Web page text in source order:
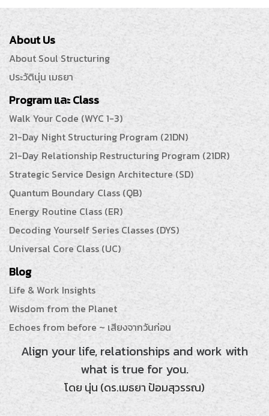
About Us
About Soul Structuring
ประวัตินุ่น เมธยา
Program และ Class
Walk Your Code (WYC 1-3)
21-Day Night Structuring Program (21DN)
21-Day Relationship Restructuring Program (21DR)
Strategic Service Design Architecture (SD)
Quantum Boundary Class (QB)
Energy Routine Class (ER)
Decoding Yourself Series Classes (DYS)
Universal Core Class (UC)
Blog
Life & Work Insights
Wisdom from the Planet
Echoes from before ~ เสียงจากวันก่อน
Align your life, relationships and work with
what is true for you.
โดย นุ่น (ดร.เมธยา ป้อมสุวรรณ)